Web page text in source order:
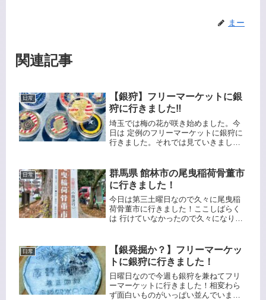
まー
関連記事
日常
【銀狩】フリーマーケットに銀
狩に行きました‼️
埼玉では梅の花が咲き始めました。今
日は 定例のフリーマーケットに銀狩に
行きました。それでは見ていきましょ
円です。よく見たら中国製の偽物っぽ
いです😅色々と探しましたが、な...
日常
群馬県 館林市の尾曳稲荷骨董市
に行きました！
今日は第三土曜日なので久々に尾曳稲
荷骨董市に行きました！ここしばらく
は 行けていなかったので久々になりま
書かれたような書籍とかが多いですね
😳ちなみに道路側の一番隅で古銭関
係...
日常
【銀発掘か？】フリーマーケッ
トに銀狩に行きました！
日曜日なので今週も銀狩を兼ねてフリ
ーマーケットに行きました！相変わら
ず面白いものがいっぱい並んでいま